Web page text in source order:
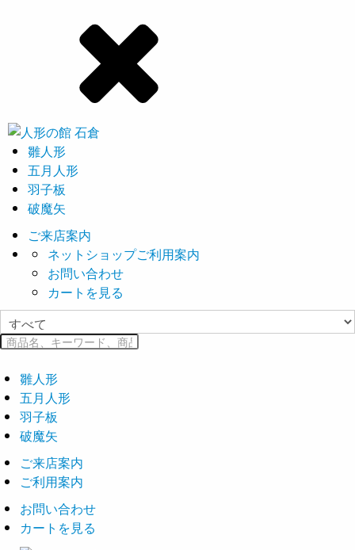
雛人形
五月人形
羽子板
破魔矢
ご来店案内
ネットショップご利用案内
お問い合わせ
カートを見る
雛人形
五月人形
羽子板
破魔矢
ご来店案内
ご利用案内
お問い合わせ
カートを見る